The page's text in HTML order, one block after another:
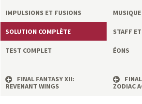
s
y
R
IMPULSIONS ET FUSIONS MUSIQUE
SOLUTION COMPLÈTE STAFF
TEST COMPLET ÉONS
FINAL FANTASY XII:
REVENANT WINGS
ZODIAC